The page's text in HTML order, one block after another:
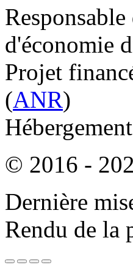
d'économie
Projet
(ANR)
© 2016 -
Dernière
Rendu de la